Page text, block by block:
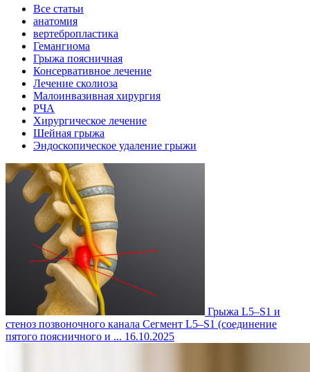
Все статьи
анатомия
вертебропластика
Гемангиома
Грыжа поясничная
Консервативное лечение
Лечение сколиоза
Малоинвазивная хирургия
РЧА
Хирургическое лечение
Шейная грыжа
Эндоскопическое удаление грыжи
Грыжа L5–S1 и
стеноз позвоночного канала Сегмент L5–S1 (соединение
пятого поясничного и ... 16.10.2025